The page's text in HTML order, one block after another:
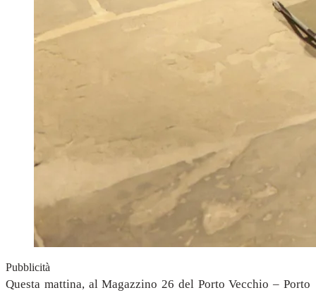
Pubblicità
Questa mattina, al Magazzino 26 del Porto Vecchio – Porto